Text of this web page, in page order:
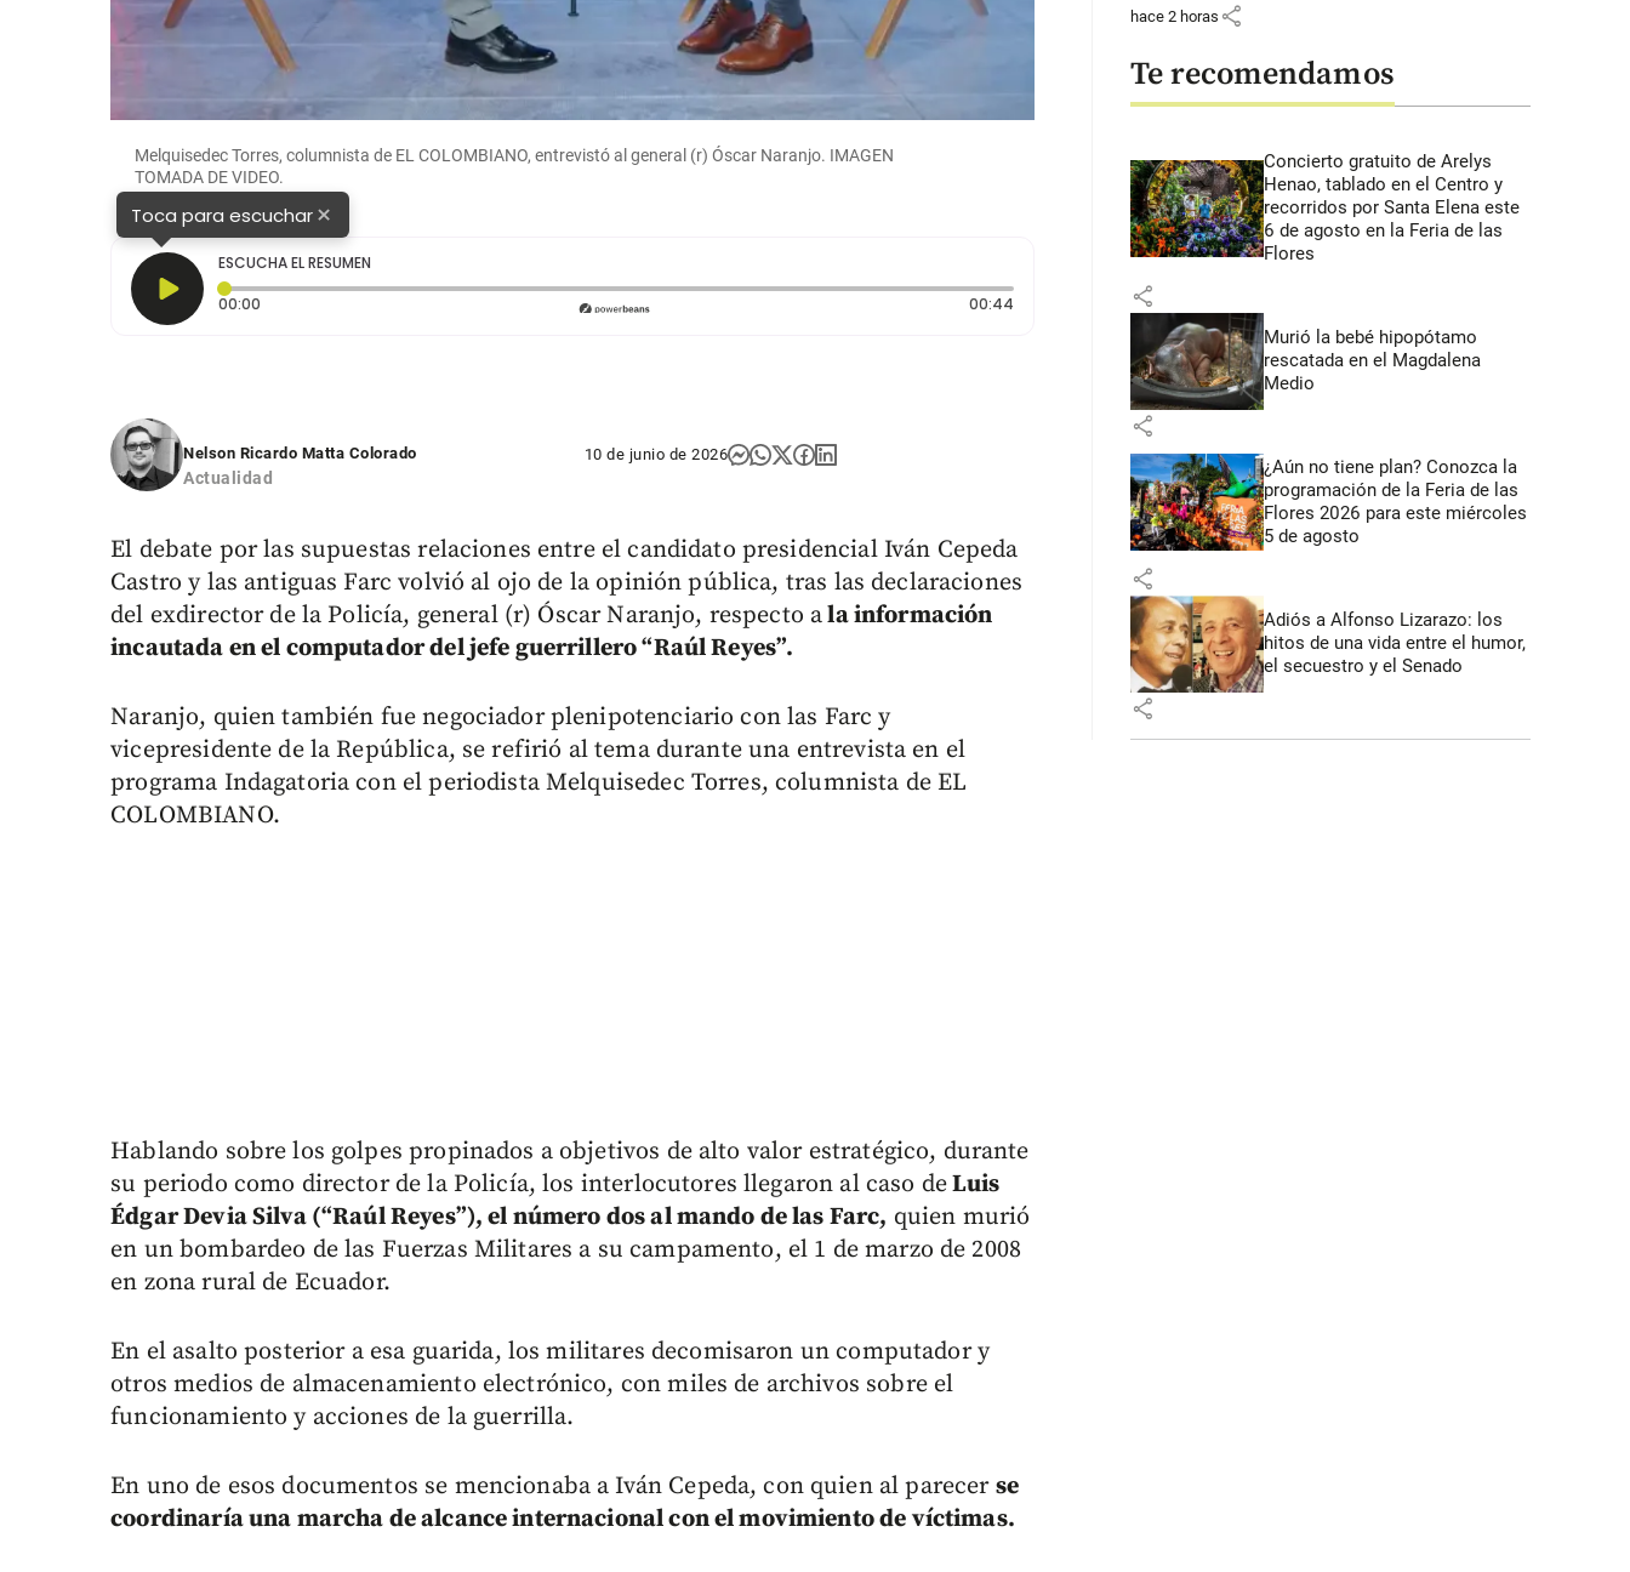
Melquisedec Torres, columnista de EL COLOMBIANO, entrevistó al general (r) Óscar Naranjo. IMAGEN
TOMADA DE VIDEO.
Toca para escuchar×
ESCUCHA EL RESUMEN
00:00
00:44Duración: 44 segundos
Nelson Ricardo Matta Colorado
Actualidad
10 de junio de 2026
El debate por las supuestas relaciones entre el candidato presidencial Iván Cepeda
Castro y las antiguas Farc volvió al ojo de la opinión pública, tras las declaraciones
del exdirector de la Policía, general (r) Óscar Naranjo, respecto ala información
incautada en el computador del jefe guerrillero “Raúl Reyes”.
Naranjo, quien también fue negociador plenipotenciario con las Farc y
vicepresidente de la República, se refirió al tema durante una entrevista en el
programa Indagatoria con el periodista Melquisedec Torres, columnista de EL
COLOMBIANO.
Hablando sobre los golpes propinados a objetivos de alto valor estratégico, durante
su periodo como director de la Policía, los interlocutores llegaron al caso deLuis
Édgar Devia Silva (“Raúl Reyes”), el número dos al mando de las Farc, quien murió
en un bombardeo de las Fuerzas Militares a su campamento, el 1 de marzo de 2008
en zona rural de Ecuador.
En el asalto posterior a esa guarida, los militares decomisaron un computador y
otros medios de almacenamiento electrónico, con miles de archivos sobre el
funcionamiento y acciones de la guerrilla.
En uno de esos documentos se mencionaba a Iván Cepeda, con quien al parecer se
coordinaría una marcha de alcance internacional con el movimiento de víctimas.
hace 2 horas share
Te recomendamos
Concierto gratuito de Arelys
Henao, tablado en el Centro y
recorridos por Santa Elena este
6 de agosto en la Feria de las
Flores
share
Murió la bebé hipopótamo
rescatada en el Magdalena
Medio
share
¿Aún no tiene plan? Conozca la
programación de la Feria de las
Flores 2026 para este miércoles
5 de agosto
share
Adiós a Alfonso Lizarazo: los
hitos de una vida entre el humor,
el secuestro y el Senado
share